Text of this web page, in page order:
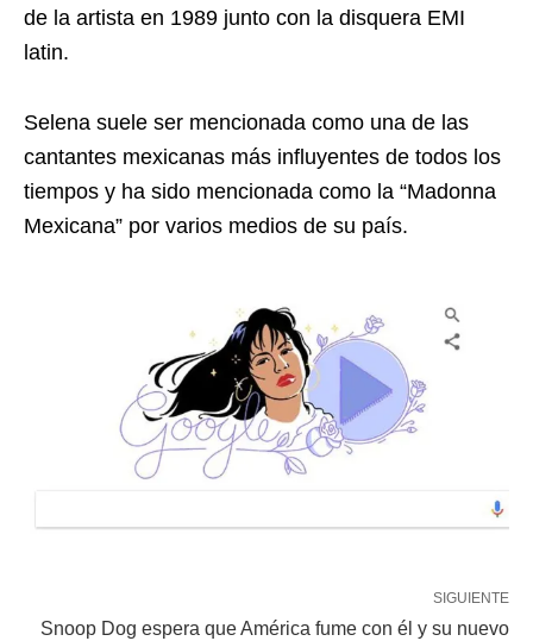
de la artista en 1989 junto con la disquera EMI
latin.
Selena suele ser mencionada como una de las
cantantes mexicanas más influyentes de todos los
tiempos y ha sido mencionada como la “Madonna
Mexicana” por varios medios de su país.
SIGUIENTE
Snoop Dog espera que América fume con él y su nuevo